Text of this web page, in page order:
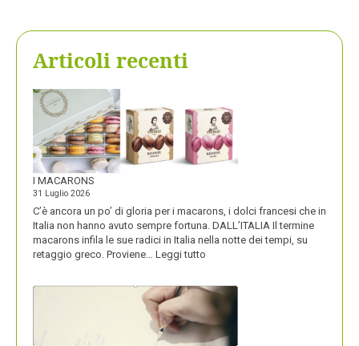
Articoli recenti
I MACARONS
31 Luglio 2026
C’è ancora un po’ di gloria per i macarons, i dolci francesi che in
Italia non hanno avuto sempre fortuna. DALL’ITALIA Il termine
macarons infila le sue radici in Italia nella notte dei tempi, su
retaggio greco. Proviene… Leggi tutto
MACARONS